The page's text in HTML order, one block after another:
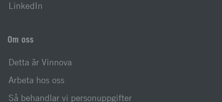
LinkedIn
Om oss
Detta är Vinnova
Arbeta hos oss
Så behandlar vi personuppgifter